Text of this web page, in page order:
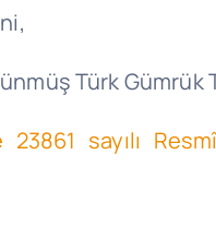
Türk Gümrük
sayılı